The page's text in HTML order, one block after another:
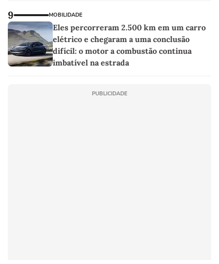
9 MOBILIDADE
Eles percorreram 2.500 km em um carro
elétrico e chegaram a uma conclusão
difícil: o motor a combustão continua
imbatível na estrada
PUBLICIDADE